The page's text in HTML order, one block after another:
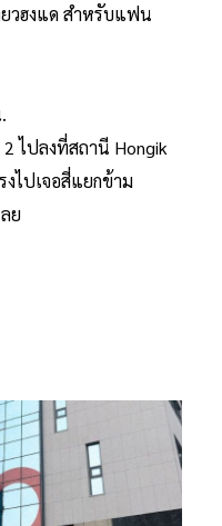
วฮงแด สำหรับแฟน
ไปลงที่สถานี Hongik
งไปเจอสี่แยกข้าม
ย